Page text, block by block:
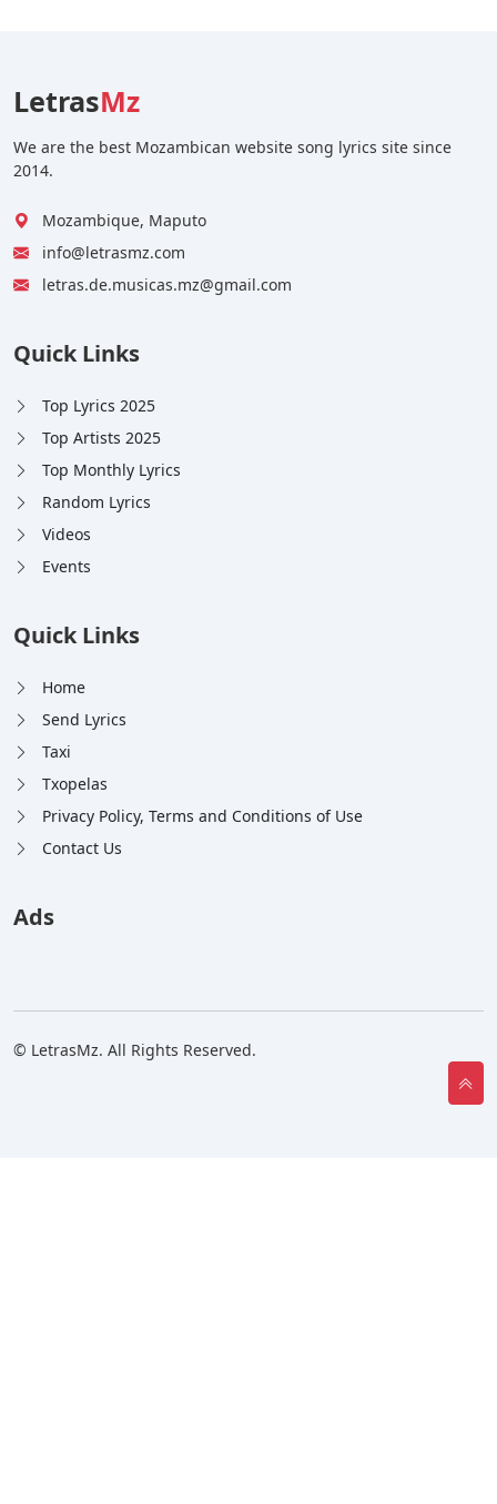
LetrasMz
We are the best Mozambican website song lyrics site since
2014.
Mozambique, Maputo
info@letrasmz.com
letras.de.musicas.mz@gmail.com
Quick Links
Top Lyrics 2025
Top Artists 2025
Top Monthly Lyrics
Random Lyrics
Videos
Events
Quick Links
Home
Send Lyrics
Taxi
Txopelas
Privacy Policy, Terms and Conditions of Use
Contact Us
Ads
© LetrasMz. All Rights Reserved.